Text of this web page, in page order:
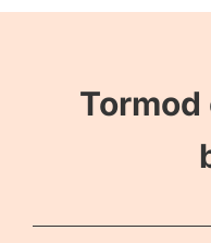
Tormod